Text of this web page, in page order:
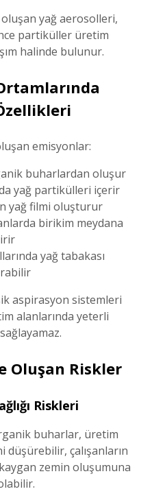
yağ aerosolleri,
partiküller üretim
halinde bulunur.
emisyonlar:
buharlardan oluşur
yağ partikülleri içerir
yağ filmi oluşturur
birikim meydana
yağ tabakası
aspirasyon sistemleri
alanlarında yeterli
Oluşan Riskler
Riskleri
buharlar, üretim
düşürebilir, çalışanların
zemin oluşumuna